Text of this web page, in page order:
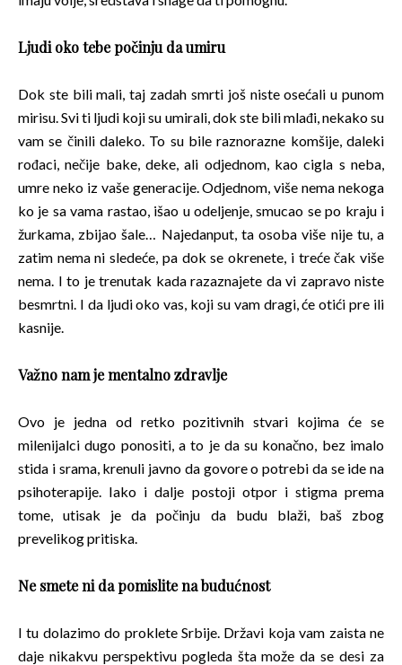
Ljudi oko tebe počinju da umiru
Dok ste bili mali, taj zadah smrti još niste osećali u punom
mirisu. Svi ti ljudi koji su umirali, dok ste bili mlađi, nekako su
vam se činili daleko. To su bile raznorazne komšije, daleki
rođaci, nečije bake, deke, ali odjednom, kao cigla s neba,
umre neko iz vaše generacije. Odjednom, više nema nekoga
ko je sa vama rastao, išao u odeljenje, smucao se po kraju i
žurkama, zbijao šale… Najedanput, ta osoba više nije tu, a
zatim nema ni sledeće, pa dok se okrenete, i treće čak više
nema. I to je trenutak kada razaznajete da vi zapravo niste
besmrtni. I da ljudi oko vas, koji su vam dragi, će otići pre ili
kasnije.
Važno nam je mentalno zdravlje
Ovo je jedna od retko pozitivnih stvari kojima će se
milenijalci dugo ponositi, a to je da su konačno, bez imalo
stida i srama, krenuli javno da govore o potrebi da se ide na
psihoterapije. Iako i dalje postoji otpor i stigma prema
tome, utisak je da počinju da budu blaži, baš zbog
prevelikog pritiska.
Ne smete ni da pomislite na budućnost
I tu dolazimo do proklete Srbije. Državi koja vam zaista ne
daje nikakvu perspektivu pogleda šta može da se desi za